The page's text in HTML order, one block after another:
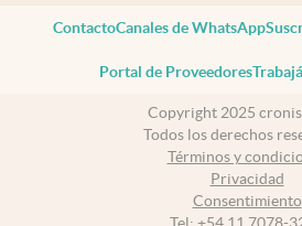
ContactoCanales de WhatsApp
Portal de Proveedores
Copyright 2025
Todos los derechos
Términos y
Privacidad
Consentimiento